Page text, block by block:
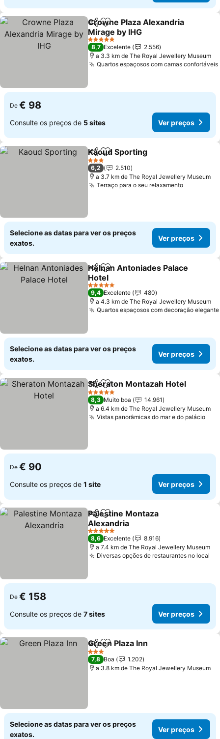
PartilharAdicionar aos favoritos
Crowne Plaza Alexandria
Mirage by IHG
5 Estrelas
8,7 Excelente
2.556
a 3.3 km de The Royal Jewellery Museum
Quartos espaçosos com camas confortáveis
De € 98
Consulte os preços de 5 sites Ver preços
PartilharAdicionar aos favoritos
Kaoud Sporting
3 Estrelas
6,2
2.510
a 3.7 km de The Royal Jewellery Museum
Terraço para o seu relaxamento
Selecione as datas para ver os preços
exatos.
Ver preços
PartilharAdicionar aos favoritos
Helnan Antoniades Palace
Hotel
5 Estrelas
9,4 Excelente
480
a 4.3 km de The Royal Jewellery Museum
Quartos espaçosos com decoração elegante
Selecione as datas para ver os preços
exatos.
Ver preços
PartilharAdicionar aos favoritos
Sheraton Montazah Hotel
5 Estrelas
8,3 Muito boa
14.961
a 6.4 km de The Royal Jewellery Museum
Vistas panorâmicas do mar e do palácio
De € 90
Consulte os preços de 1 site Ver preços
PartilharAdicionar aos favoritos
Palestine Montaza
Alexandria
5 Estrelas
8,6 Excelente
8.916
a 7.4 km de The Royal Jewellery Museum
Diversas opções de restaurantes no local
De € 158
Consulte os preços de 7 sites Ver preços
PartilharAdicionar aos favoritos
Green Plaza Inn
3 Estrelas
7,8 Boa
1.202
a 3.8 km de The Royal Jewellery Museum
Selecione as datas para ver os preços
exatos.
Ver preços